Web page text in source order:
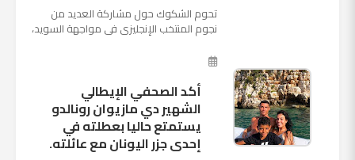
تحوم الشكوك حول مشاركة العديد من
نجوم المنتخب الإنجليزى فى مواجهة السويد،
ملعب "كوزموس آ...
أكد الصحفي الإيطالي
الشهير دي مازيوان رونالدو
يستمتع حاليا بعطلته في
إحدى جزر اليونان مع عائلته.